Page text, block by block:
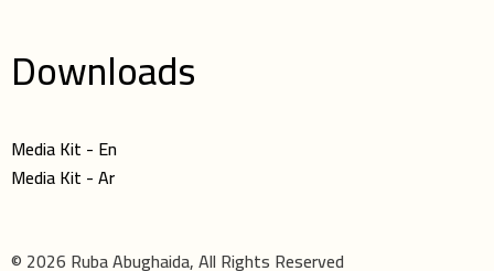
Downloads
Media Kit - En
Media Kit - Ar
© 2026 Ruba Abughaida, All Rights Reserved